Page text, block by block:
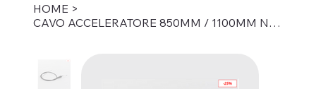
HOME >
CAVO ACCELERATORE 850MM / 1100MM NERO